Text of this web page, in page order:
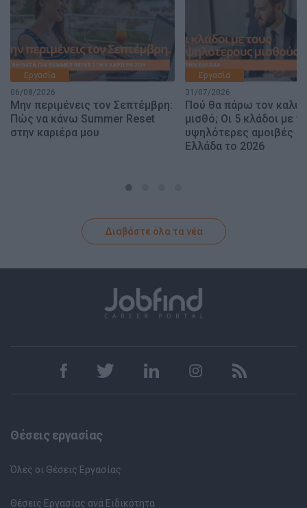
Εργασία
06/08/2026
Μην περιμένεις τον Σεπτέμβρη:
Πώς να κάνω Summer Reset
στην καριέρα μου
Εργασία
31/07/2026
Πού θα πάρω τον
μισθό; Οι 5 κλάδοι με
υψηλότερες αμοιβές
Ελλάδα το 2026
Διαβάστε όλα τα νέα
Θέσεις εργασίας
Όλες οι Θέσεις Εργασίας
Θέσεις Εργασίας ανά Ειδικότητα